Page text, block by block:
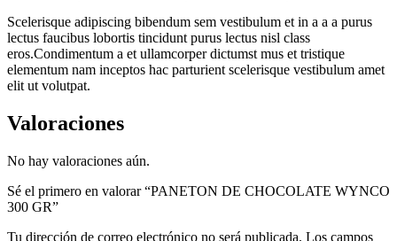
Scelerisque adipiscing bibendum sem vestibulum et in a a a purus
lectus faucibus lobortis tincidunt purus lectus nisl class
eros.Condimentum a et ullamcorper dictumst mus et tristique
elementum nam inceptos hac parturient scelerisque vestibulum amet
elit ut volutpat.
Valoraciones
No hay valoraciones aún.
Sé el primero en valorar “PANETON DE CHOCOLATE WYNCO
300 GR”
Tu dirección de correo electrónico no será publicada. Los campos